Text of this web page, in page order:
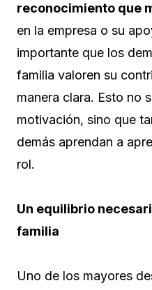
reconocimiento que
en la empresa o su
importante que los
familia valoren su
manera clara. Esto no
motivación, sino que
demás aprendan a
rol.
Un equilibrio
familia
Uno de los mayores